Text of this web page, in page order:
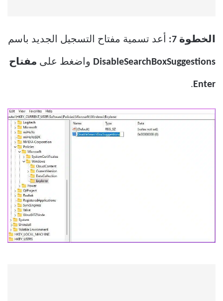
الخطوة 7: أعد تسمية مفتاح التسجيل الجديد باسم
DisableSearchBoxSuggestions واضغط على مفتاح
Enter
.